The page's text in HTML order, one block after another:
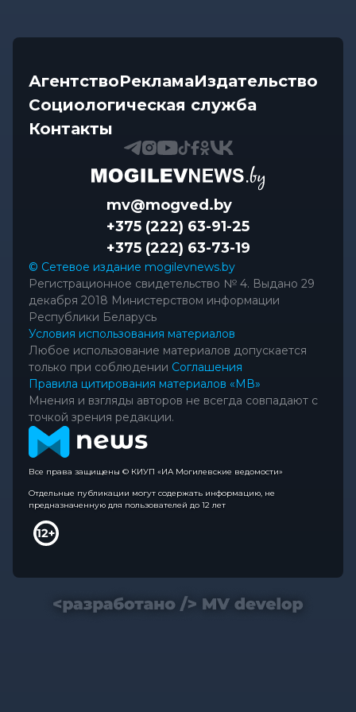
АгентствоРекламаИздательство
Социологическая служба
Контакты
mv@mogved.by
+375 (222) 63-91-25
+375 (222) 63-73-19
© Сетевое издание mogilevnews.by
Регистрационное свидетельство № 4. Выдано 29
декабря 2018 Министерством информации
Республики Беларусь
Условия использования материалов
Любое использование материалов допускается
только при соблюдении Соглашения
Правила цитирования материалов «МВ»
Мнения и взгляды авторов не всегда совпадают с
точкой зрения редакции.
Все права защищены © КИУП «ИА Могилевские ведомости»
Отдельные публикации могут содержать информацию, не
предназначенную для пользователей до 12 лет